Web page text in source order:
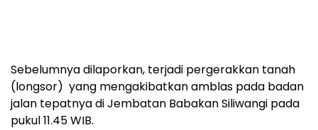
Sebelumnya dilaporkan, terjadi pergerakkan tanah
(longsor) yang mengakibatkan amblas pada badan
jalan tepatnya di Jembatan Babakan Siliwangi pada
pukul 11.45 WIB.